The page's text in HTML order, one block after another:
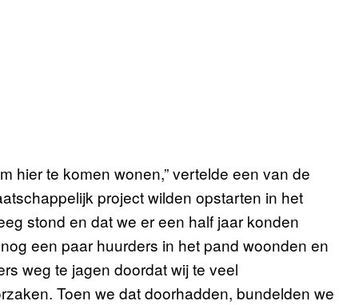
hier te komen wonen,” vertelde een van de
project wilden opstarten in het
stond en dat we er een half jaar konden
een paar huurders in het pand woonden en
weg te jagen doordat wij te veel
Toen we dat doorhadden, bundelden we